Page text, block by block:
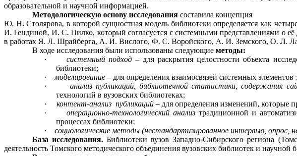
образовательной и научной информацией.
Методологическую основу исследования составила концепция
Ю. Н. Столярова, в которой сущностная модель библиотеки определяется как
И. Гендиной, И. С. Пилко, который согласуется с системными представлениями о
в работах Я. Л. Шрайберга, А. И. Вислого, Ф. С. Воройского, А. И. Земского, О. Л.
В ходе исследования были использованы следующиеметоды:
·
системный подход–для раскрытия целостности объекта
библиотеки;
·
моделирование–для определения взаимосвязей системных
·
анализ публикаций, библиотечной статистики, содержания
технологий в вузовских библиотеках;
·
контент-анализ публикаций–для определения изменений, которые
·
операционно-технологический анализ традиционной и
процессах библиотеки;
·
социологические методы (нестандартизированное интервью, опрос,
База исследования.Библиотеки вузов Западно-Сибирского региона
деятельность Томского методического объединения вузовских библиотек и